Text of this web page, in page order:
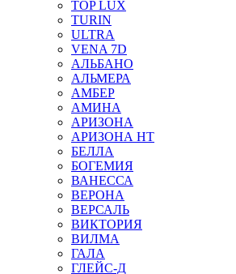
TOP LUX
TURIN
ULTRA
VENA 7D
АЛЬБАНО
АЛЬМЕРА
АМБЕР
АМИНА
АРИЗОНА
АРИЗОНА НТ
БЕЛЛА
БОГЕМИЯ
ВАНЕССА
ВЕРОНА
ВЕРСАЛЬ
ВИКТОРИЯ
ВИЛМА
ГАЛА
ГЛЕЙС-Д